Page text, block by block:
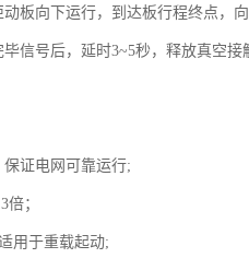
板向下运行，到达板行程终点，
信号后，延时3~5秒，释放真空
证电网可靠运行;
；
用于重载起动;